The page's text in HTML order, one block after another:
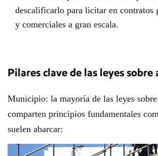
descalificarlo para licitar en contratos
y comerciales a gran escala.
Pilares clave de las leyes sobre
Municipio: la mayoría de las leyes
comparten principios fundamentales
suelen abarcar: